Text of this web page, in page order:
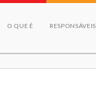
O QUE É RESPONSÁVEIS